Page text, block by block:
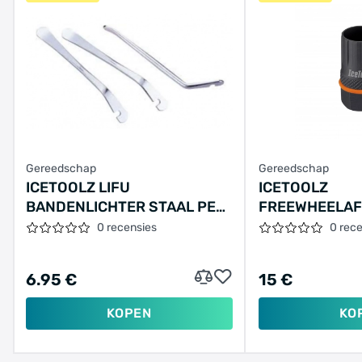
Gereedschap
ICETOOLZ LIFU
BANDENLICHTER STAAL PER
3
0 recensies
6.95 €
KOPEN
Gereedschap
ICETOOLZ
SHIMANO-0
15 €